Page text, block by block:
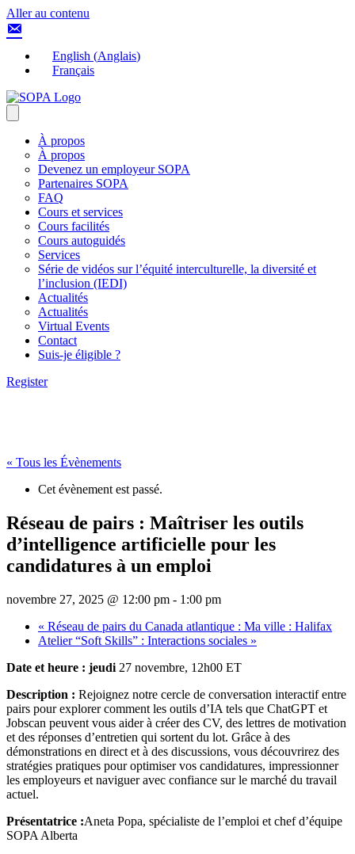
Aller au contenu
English (Anglais)
Français
À propos
À propos
Devenez un employeur SOPA
Partenaires SOPA
FAQ
Cours et services
Cours facilités
Cours autoguidés
Services
Série de vidéos sur l’équité interculturelle, la diversité et
l’inclusion (IEDI)
Actualités
Actualités
Virtual Events
Contact
Suis-je éligible ?
Register
« Tous les Évènements
Cet évènement est passé.
Réseau de pairs : Maîtriser les outils
d’intelligence artificielle pour les
candidatures à un emploi
novembre 27, 2025 @ 12:00 pm - 1:00 pm
« Réseau de pairs du Canada atlantique : Ma ville : Halifax
Atelier “Soft Skills” : Interactions sociales »
Date et heure : jeudi 27 novembre, 12h00 ET
Description : Rejoignez notre cercle de conversation interactif entre
pairs pour explorer comment les outils d’IA tels que ChatGPT et
Jobscan peuvent vous aider à créer des CV, des lettres de motivation
et des réponses d’entretien qui sortent du lot. Grâce à des
démonstrations en direct et à des discussions, vous découvrirez des
stratégies pratiques pour optimiser vos candidatures, impressionner
les employeurs et naviguer avec confiance sur le marché du travail
actuel.
Présentatrice :Aneta Popa, spécialiste de l’emploi et chef d’équipe
SOPA Alberta